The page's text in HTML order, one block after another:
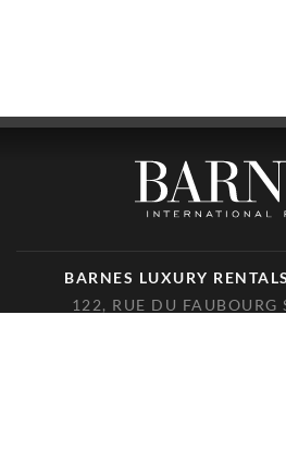
BARNES LUXURY
122, RUE DU FAUBOURG